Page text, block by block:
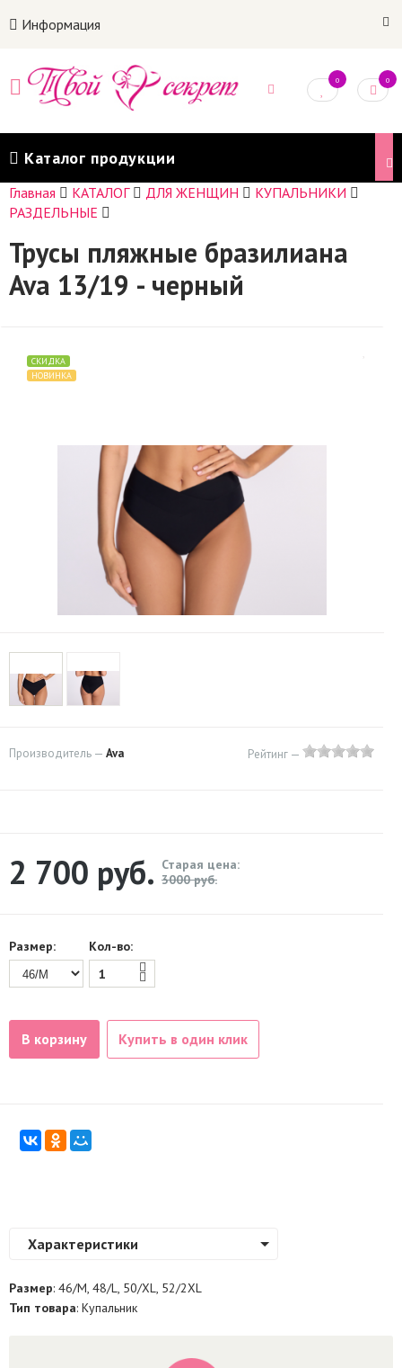
Информация
0 0
Каталог продукции
Главная КАТАЛОГ ДЛЯ ЖЕНЩИН
КУПАЛЬНИКИ
РАЗДЕЛЬНЫЕ
Трусы пляжные бразилиана
Ava 13/19 - черный
СКИДКА
НОВИНКА
Производитель — Ava Рейтинг —
2 700 руб. Старая цена:
3000 руб.
Размер: Кол-во:
В корзину Купить в один клик
Характеристики
Размер: 46/M, 48/L, 50/XL, 52/2XL
Тип товара: Купальник